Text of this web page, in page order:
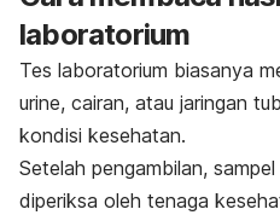
laboratorium
Tes laboratorium biasanya
urine, cairan, atau jaringan
kondisi kesehatan.
Setelah pengambilan,
diperiksa oleh tenaga